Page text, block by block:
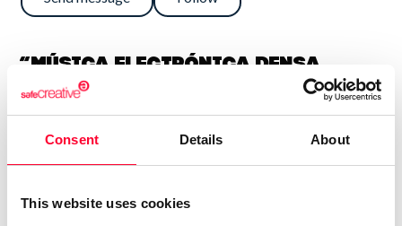
Consent Details About
This website uses cookies
“Música electrónica densa,
sinfónica y potente. En general
son así, aunque también me
gusta la guitarra fuerte, con lo
que algún tema es más bien hard